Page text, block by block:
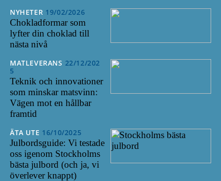
NYHETER 19/02/2026
Chokladformar som
lyfter din choklad till
nästa nivå
MATLEVERANS 22/12/202
5
Teknik och innovationer
som minskar matsvinn:
Vägen mot en hållbar
framtid
ÄTA UTE 16/10/2025
Julbordsguide: Vi testade
oss igenom Stockholms
bästa julbord (och ja, vi
överlever knappt)